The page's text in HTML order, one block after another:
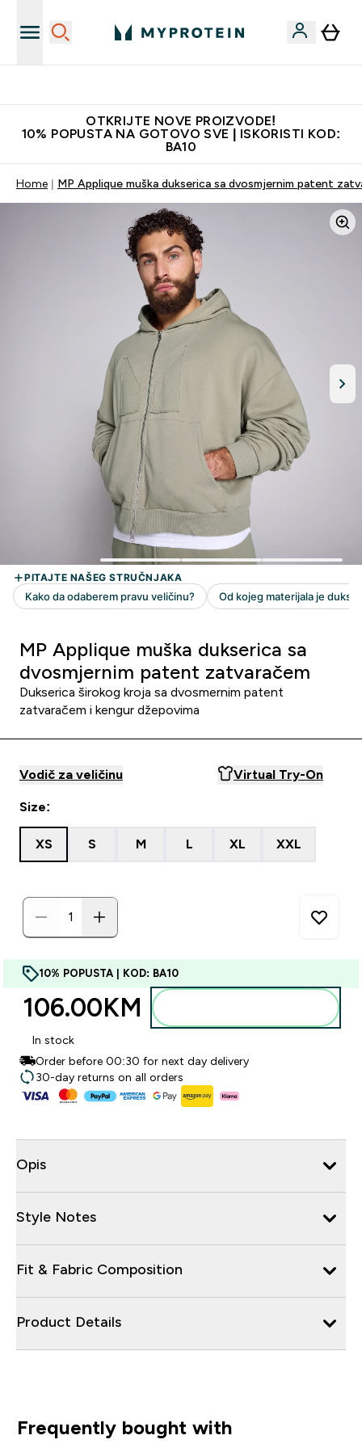
OTKRIJTE NOVE PROIZVODE!
10% POPUSTA NA GOTOVO SVE | ISKORISTI KOD:
BA10
Home MP Applique muška dukserica sa dvosmjernim patent
MP Applique muška dukserica sa
dvosmjernim patent zatvaračem
Dukserica širokog kroja sa dvosmernim patent
zatvaračem i kengur džepovima
Vodič za veličinu Virtual Try-On
Size:
XS S M L XL XXL
10% POPUSTA | KOD: BA10
106.00KM‎
In stock
Order before 00:30 for next day delivery
30-day returns on all orders
Opis
Style Notes
Fit & Fabric Composition
Product Details
Frequently bought with